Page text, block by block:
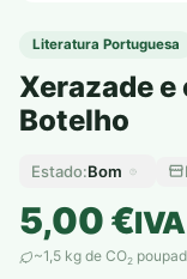
Literatura Portuguesa
Xerazade e
Botelho
Estado:Bom
5,00€
~1,5 kg de CO2